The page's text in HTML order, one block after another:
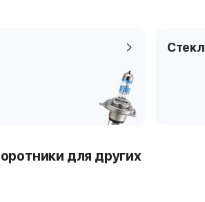
для других